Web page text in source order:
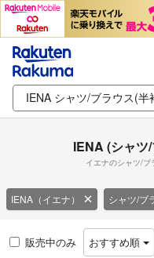
IENA (シャツ
イエナのシャツ/ブ
IENA（イエナ） シャツ/ブ
販売中のみ おすすめ順